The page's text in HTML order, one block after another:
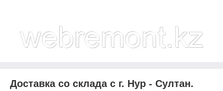
Доставка со склада с г. Нур - Султан.